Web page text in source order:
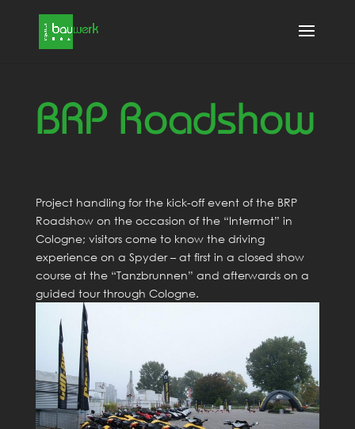
BRP Roadshow
Project handling for the kick-off event of the BRP
Roadshow on the occasion of the “Intermot” in
Cologne; visitors come to know the driving
experience on a Spyder – at first in a closed show
course at the “Tanzbrunnen” and afterwards on a
guided tour through Cologne.